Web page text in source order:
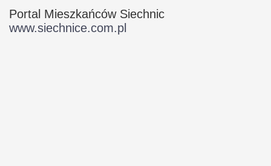
Portal Mieszkańców Siechnic
www.siechnice.com.pl